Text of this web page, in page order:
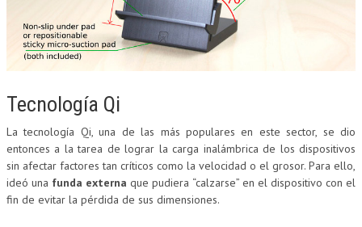
Tecnología Qi
La tecnología Qi, una de las más populares en este sector, se dio
entonces a la tarea de lograr la carga inalámbrica de los dispositivos
sin afectar factores tan críticos como la velocidad o el grosor. Para ello,
ideó una funda externaque pudiera “calzarse” en el dispositivo con el
fin de evitar la pérdida de sus dimensiones.